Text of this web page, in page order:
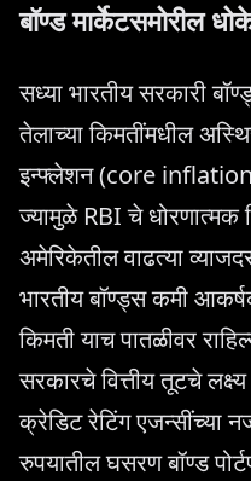
बॉण्ड मार्केटसमोरील
सध्या भारतीय सरकारी
तेलाच्या किमतींमधील
इन्फ्लेशन (core inflation)
ज्यामुळे RBI चे
अमेरिकेतील वाढत्या
भारतीय बॉण्ड्स कमी
किमती याच पातळीवर
सरकारचे वित्तीय तूटचे
क्रेडिट रेटिंग
रुपयातील घसरण बॉण्ड